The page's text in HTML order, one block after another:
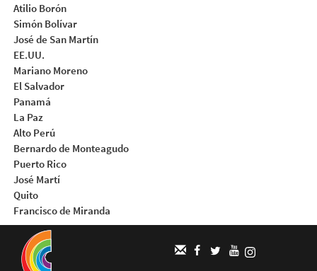
Atilio Borón
Simón Bolívar
José de San Martín
EE.UU.
Mariano Moreno
El Salvador
Panamá
La Paz
Alto Perú
Bernardo de Monteagudo
Puerto Rico
José Martí
Quito
Francisco de Miranda